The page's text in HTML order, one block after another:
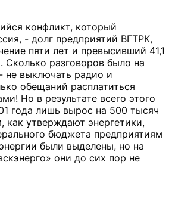
конфликт, который
- долг предприятий ВГТРК,
пяти лет и превысивший 41,1
Сколько разговоров было на
не выключать радио и
обещаний расплатиться
Но в результате всего этого
года лишь вырос на 500 тысяч
как утверждают энергетики,
бюджета предприятиям
были выделены, но на
они до сих пор не